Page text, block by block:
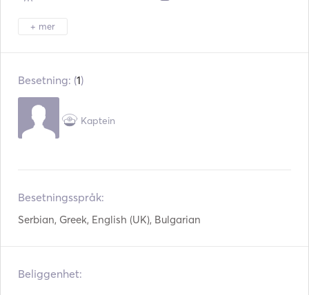
Cockpit-tabell
Elektrisk toalett
Kjøleskap
Padlebrett
+ mer
Besetning: (1)
Kaptein
Besetningsspråk:
Serbian, Greek, English (UK), Bulgarian
Beliggenhet: